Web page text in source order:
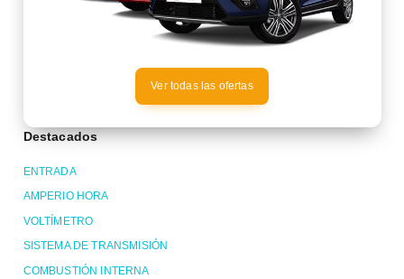
Ver todas las ofertas
Destacados
ENTRADA
AMPERIO HORA
VOLTÍMETRO
SISTEMA DE TRANSMISIÓN
COMBUSTIÓN INTERNA